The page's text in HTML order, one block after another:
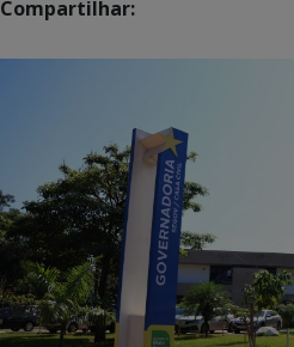
Compartilhar: